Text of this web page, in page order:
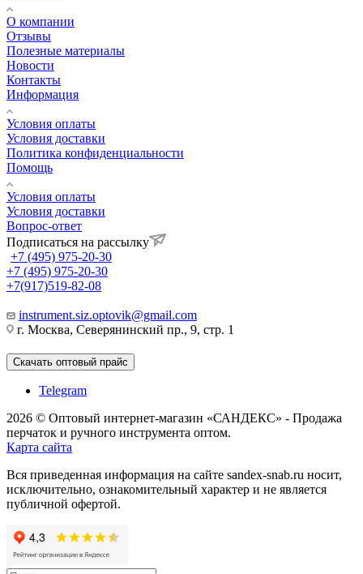
О компании
Отзывы
Полезные материалы
Новости
Контакты
Информация
Условия оплаты
Условия доставки
Политика конфиденциальности
Помощь
Условия оплаты
Условия доставки
Вопрос-ответ
Подписаться на рассылку
+7 (495) 975-20-30
+7 (495) 975-20-30
+7(917)519-82-08
instrument.siz.optovik@gmail.com
г. Москва, Северянинский пр., 9, стр. 1
Скачать оптовый прайс
Telegram
2026 © Оптовый интернет-магазин «САНДЕКС» - Продажа
перчаток и ручного инструмента оптом.
Карта сайта
Вся приведенная информация на сайте sandex-snab.ru носит,
исключительно, ознакомительный характер и не является
публичной офертой.